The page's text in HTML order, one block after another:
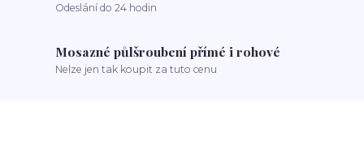
Odeslání do 24 hodin
Mosazné půlšroubení přímé i rohové
Nelze jen tak koupit za tuto cenu